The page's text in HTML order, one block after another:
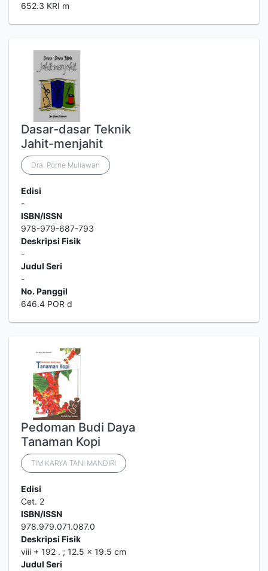
652.3 KRI m
Dasar-dasar Teknik
Jahit-menjahit
Dra. Porrie Muliawan
Edisi
-
ISBN/ISSN
978-979-687-793
Deskripsi Fisik
-
Judul Seri
-
No. Panggil
646.4 POR d
Pedoman Budi Daya
Tanaman Kopi
TIM KARYA TANI MANDIRI
Edisi
Cet. 2
ISBN/ISSN
978.979.071.087.0
Deskripsi Fisik
viii + 192 . ; 12.5 x 19.5 cm
Judul Seri